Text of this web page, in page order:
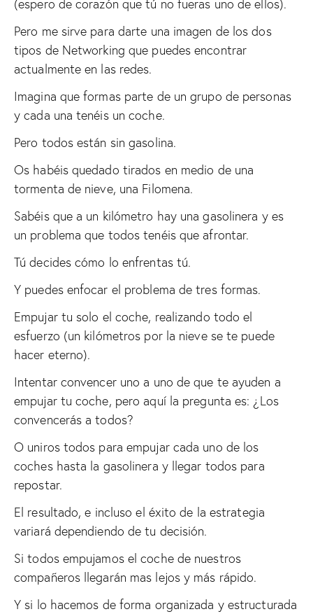
(espero de corazón que tú no fueras uno de ellos).
Pero me sirve para darte una imagen de los dos
tipos de Networking que puedes encontrar
actualmente en las redes.
Imagina que formas parte de un grupo de personas
y cada una tenéis un coche.
Pero todos están sin gasolina.
Os habéis quedado tirados en medio de una
tormenta de nieve, una Filomena.
Sabéis que a un kilómetro hay una gasolinera y es
un problema que todos tenéis que afrontar.
Tú decides cómo lo enfrentas tú.
Y puedes enfocar el problema de tres formas.
Empujar tu solo el coche, realizando todo el
esfuerzo (un kilómetros por la nieve se te puede
hacer eterno).
Intentar convencer uno a uno de que te ayuden a
empujar tu coche, pero aquí la pregunta es: ¿Los
convencerás a todos?
O uniros todos para empujar cada uno de los
coches hasta la gasolinera y llegar todos para
repostar.
El resultado, e incluso el éxito de la estrategia
variará dependiendo de tu decisión.
Si todos empujamos el coche de nuestros
compañeros llegarán mas lejos y más rápido.
Y si lo hacemos de forma organizada y estructurada